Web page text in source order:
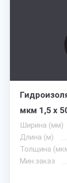
мкм 1,5 х
Ширина (мм)
Длина (м)
Толщина
Мин.заказ